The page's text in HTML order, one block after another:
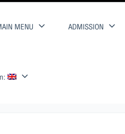
MENU ADMISSION